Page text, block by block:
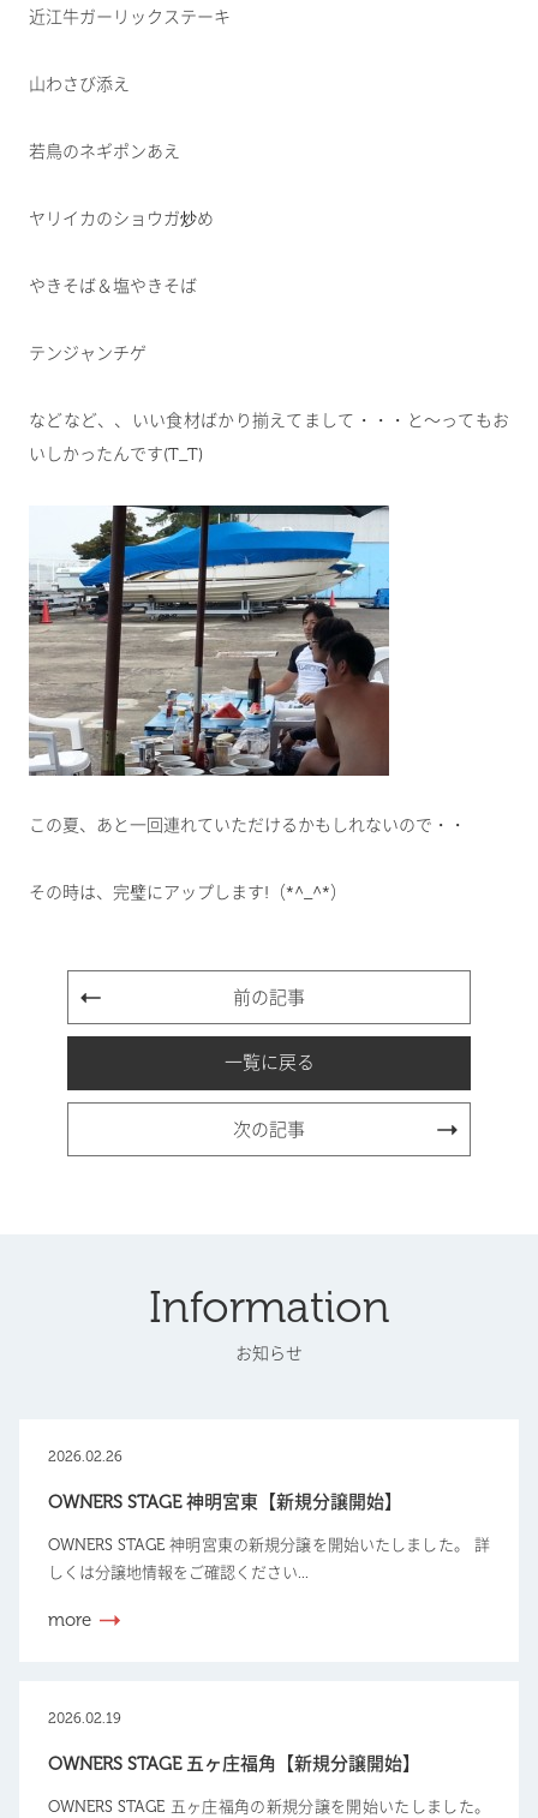
近江牛ガーリックステーキ
山わさび添え
若鳥のネギポンあえ
ヤリイカのショウガ炒め
やきそば＆塩やきそば
テンジャンチゲ
などなど、、いい食材ばかり揃えてまして・・・と～ってもお
いしかったんです(T_T)
この夏、あと一回連れていただけるかもしれないので・・
その時は、完璧にアップします!（*^_^*）
前の記事
一覧に戻る
次の記事
Information
お知らせ
2026.02.26
OWNERS STAGE 神明宮東【新規分譲開始】
OWNERS STAGE 神明宮東の新規分譲を開始いたしました。 詳
しくは分譲地情報をご確認ください...
more
2026.02.19
OWNERS STAGE 五ヶ庄福角【新規分譲開始】
OWNERS STAGE 五ヶ庄福角の新規分譲を開始いたしました。